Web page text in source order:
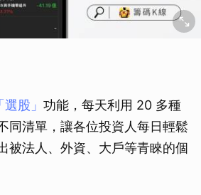
「選股」 功能，每天利用 20 多種
同清單，讓各位投資人每日輕鬆
被法人、外資、大戶等青睞的個